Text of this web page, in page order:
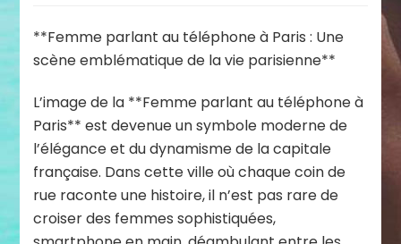
**Femme parlant au téléphone à Paris : Une
scène emblématique de la vie parisienne**
L’image de la **Femme parlant au téléphone à
Paris** est devenue un symbole moderne de
l’élégance et du dynamisme de la capitale
française. Dans cette ville où chaque coin de
rue raconte une histoire, il n’est pas rare de
croiser des femmes sophistiquées,